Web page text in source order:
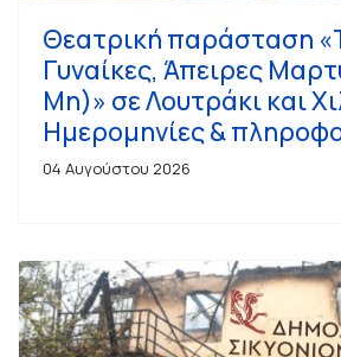
Θεατρική παράσταση
Γυναίκες, Άπειρες
Μη)» σε Λουτράκι και
Ημερομηνίες &
04 Αυγούστου 2026